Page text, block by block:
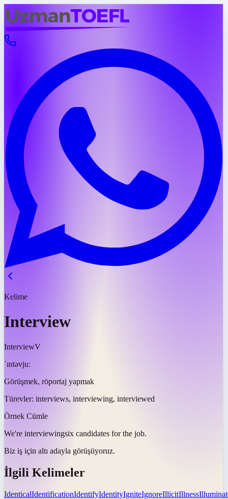
Kelime
Interview
InterviewV
ˈɪntəvjuː
Görüşmek, röportaj yapmak
Türevler: interviews, interviewing, interviewed
Örnek Cümle
We're interviewingsix candidates for the job.
Biz iş için altı adayla görüşüyoruz.
İlgili Kelimeler
IdenticalIdentificationIdentifyIdentityIgniteIgnoreIllicitIllness